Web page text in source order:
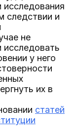
исследования
следствии и
не
у него
их в
статей